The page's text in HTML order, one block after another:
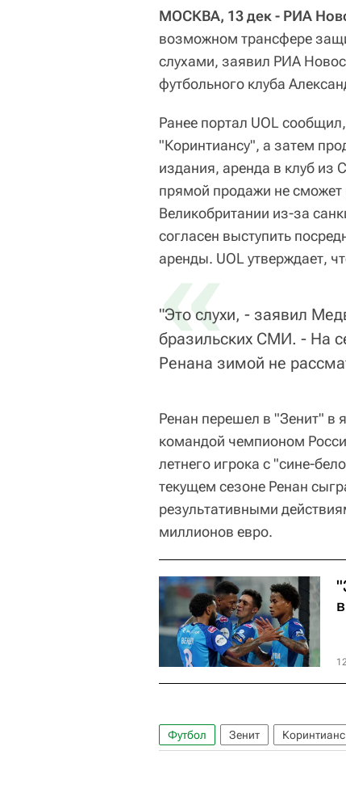
МОСКВА, 13 дек - РИА
возможном трансфере
слухами, заявил РИА
футбольного клуба
Ранее портал UOL
"Коринтиансу", а затем
издания, аренда в клуб из
прямой продажи не сможет
Великобритании из-за
согласен выступить
аренды. UOL утверждает,
«
"Это слухи, - заявил
бразильских СМИ. - На
Ренана зимой не
Ренан перешел в "Зенит" в
командой чемпионом
летнего игрока с "сине-
текущем сезоне Ренан
результативными
миллионов евро.
Футбол Зенит Коринтианс